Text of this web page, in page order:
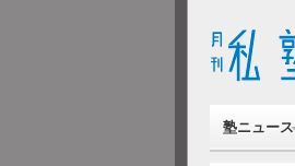
塾ニュース